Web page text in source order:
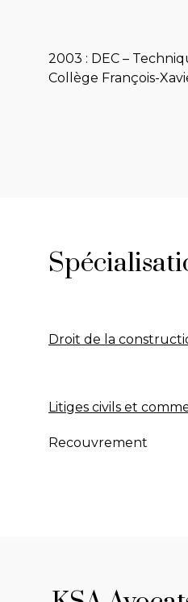
2003 : DEC –
Collège François-
Droit de la
Litiges civils et
Recouvrement